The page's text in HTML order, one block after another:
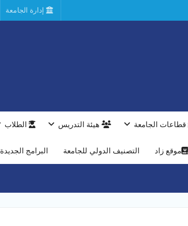
إدارة الجامعة
قطاعات الجامعة هيئة التدريس الطلاب
موقع زاد التصنيف الدولي للجامعة البرامج الجديدة